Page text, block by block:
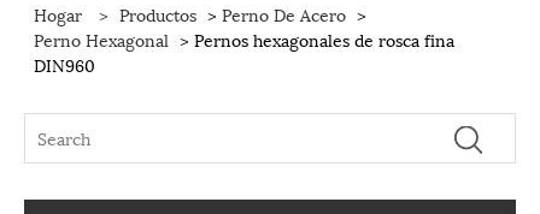
Hogar > Productos >Perno De Acero >
Perno Hexagonal > Pernos hexagonales de rosca fina
DIN960